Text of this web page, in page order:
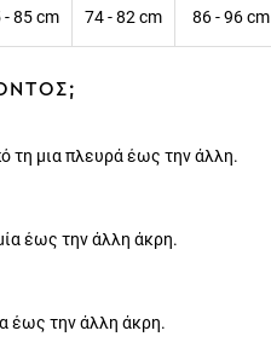
- 85 cm 74 - 82 cm 86 - 96 cm
τη μια πλευρά έως την άλλη.
έως την άλλη άκρη.
έως την άλλη άκρη.